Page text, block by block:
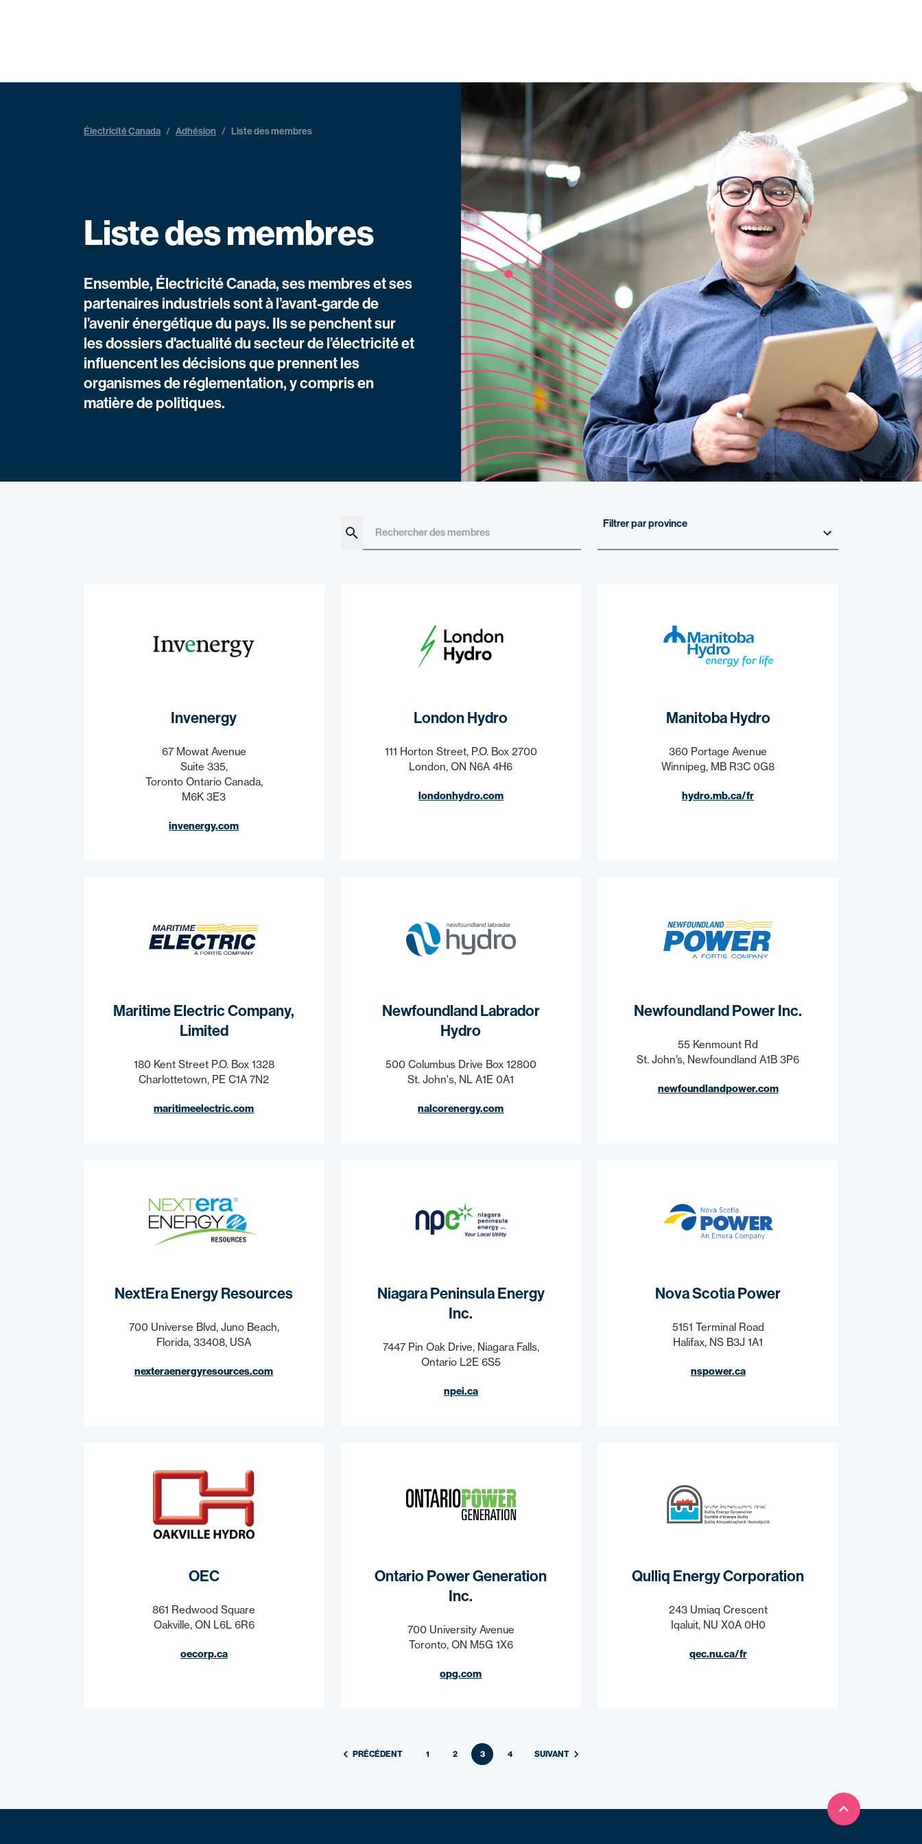
Électricité Canada / Adhésion / Liste des membres
Liste des membres
Ensemble, Électricité Canada, ses membres et ses
partenaires industriels sont à l’avant-garde de
l’avenir énergétique du pays. Ils se penchent sur
les dossiers d'actualité du secteur de l’électricité et
influencent les décisions que prennent les
organismes de réglementation, y compris en
matière de politiques.
Search
Invenergy
67 Mowat Avenue
Suite 335,
Toronto Ontario Canada,
M6K 3E3
invenergy.com
London Hydro
111 Horton Street, P.O. Box 2700
London, ON N6A 4H6
londonhydro.com
Manitoba Hydro
360 Portage Avenue
Winnipeg, MB R3C 0G8
hydro.mb.ca/fr
Maritime Electric Company,
Limited
180 Kent Street P.O. Box 1328
Charlottetown, PE C1A 7N2
maritimeelectric.com
Newfoundland Labrador
Hydro
500 Columbus Drive Box 12800
St. John's, NL A1E 0A1
nalcorenergy.com
Newfoundland Power Inc.
55 Kenmount Rd
St. John’s, Newfoundland A1B 3P6
newfoundlandpower.com
NextEra Energy Resources
700 Universe Blvd, Juno Beach,
Florida, 33408, USA
nexteraenergyresources.com
Niagara Peninsula Energy
Inc.
7447 Pin Oak Drive, Niagara Falls,
Ontario L2E 6S5
npei.ca
Nova Scotia Power
5151 Terminal Road
Halifax, NS B3J 1A1
nspower.ca
OEC
861 Redwood Square
Oakville, ON L6L 6R6
oecorp.ca
Ontario Power Generation
Inc.
700 University Avenue
Toronto, ON M5G 1X6
opg.com
Qulliq Energy Corporation
243 Umiaq Crescent
Iqaluit, NU X0A 0H0
qec.nu.ca/fr
PRÉCÉDENT 1 2 3 4 SUIVANT
Retour en haut